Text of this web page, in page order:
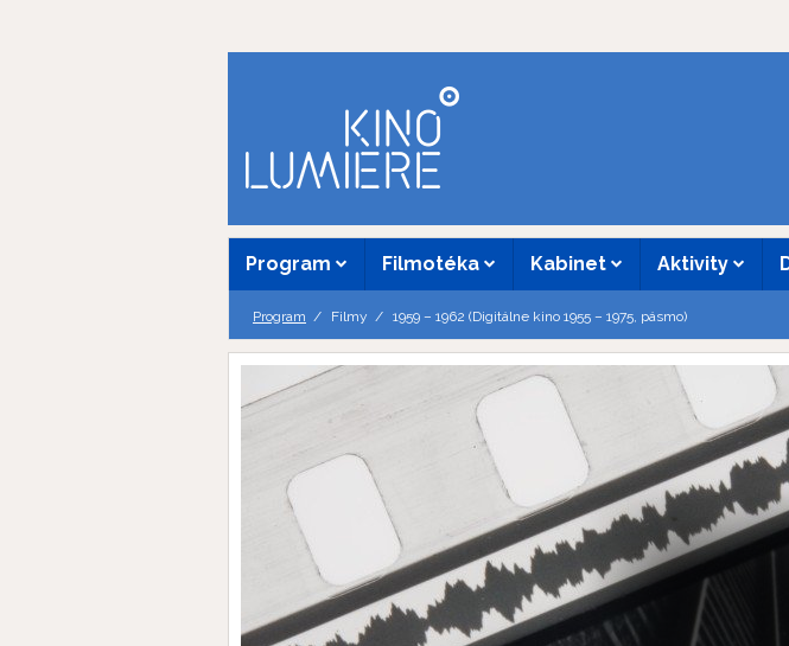
Program Filmotéka Kabinet Aktivity
Program Filmy 1959 – 1962 (Digitálne kino 1955 – 1975, pásmo)